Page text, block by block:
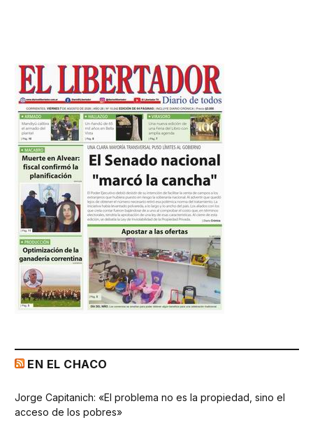
EN EL CHACO
Jorge Capitanich: «El problema no es la propiedad, sino el
acceso de los pobres»